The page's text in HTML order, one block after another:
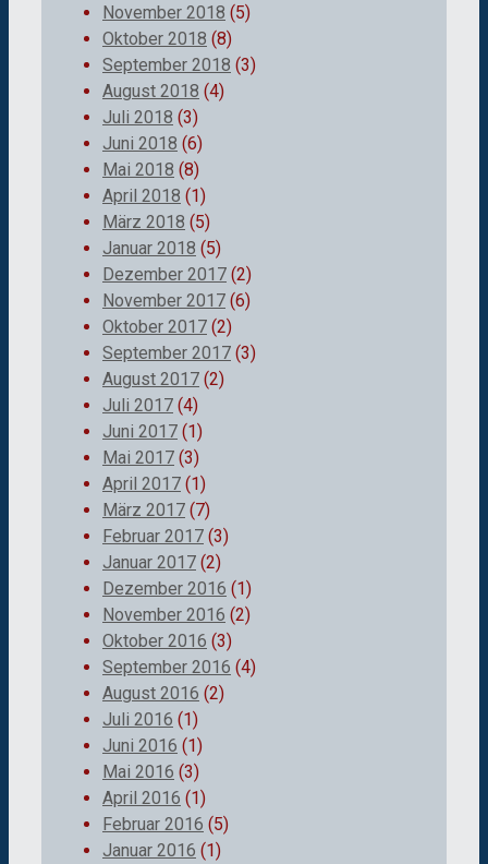
November 2018 (5)
Oktober 2018 (8)
September 2018 (3)
August 2018 (4)
Juli 2018 (3)
Juni 2018 (6)
Mai 2018 (8)
April 2018 (1)
März 2018 (5)
Januar 2018 (5)
Dezember 2017 (2)
November 2017 (6)
Oktober 2017 (2)
September 2017 (3)
August 2017 (2)
Juli 2017 (4)
Juni 2017 (1)
Mai 2017 (3)
April 2017 (1)
März 2017 (7)
Februar 2017 (3)
Januar 2017 (2)
Dezember 2016 (1)
November 2016 (2)
Oktober 2016 (3)
September 2016 (4)
August 2016 (2)
Juli 2016 (1)
Juni 2016 (1)
Mai 2016 (3)
April 2016 (1)
Februar 2016 (5)
Januar 2016 (1)